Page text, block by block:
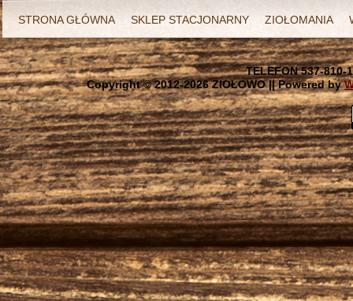
STRONA GŁÓWNA SKLEP STACJONARNY ZIOŁOMANIA
TELEFON 537-810-
Copyright © 2012-2026 ZIOŁOWO || Powered by